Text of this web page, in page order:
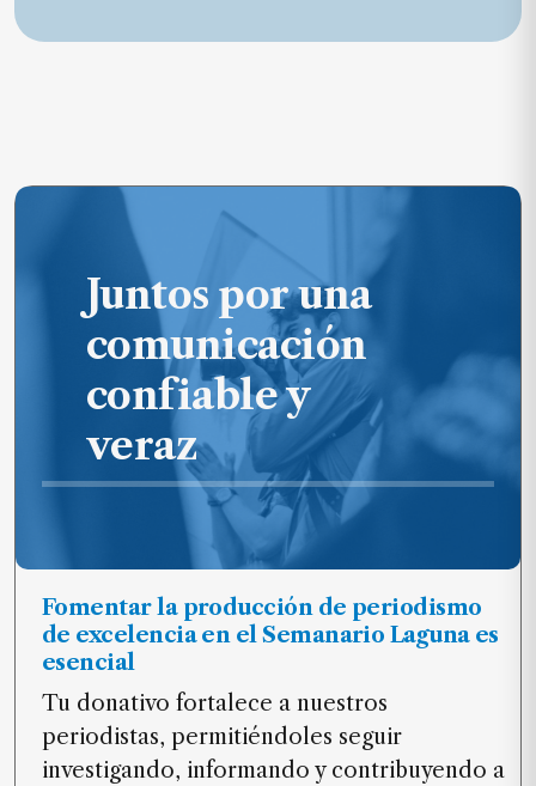
Juntos por una
comunicación
confiable y
veraz
Fomentar la producción de periodismo
de excelencia en el Semanario Laguna es
esencial
Tu donativo fortalece a nuestros
periodistas, permitiéndoles seguir
investigando, informando y contribuyendo a